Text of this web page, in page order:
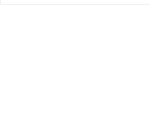
ww.sh…